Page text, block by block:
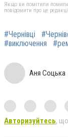
Якщо ви помітили
повідомити про це
#Чернівці
#виключення
Аня Соцька
Авторизуйтесь,